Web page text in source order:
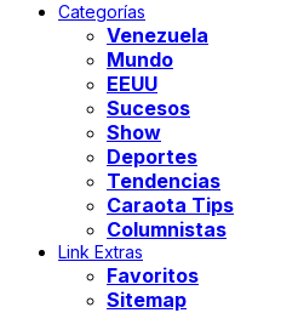
Categorías
Venezuela
Mundo
EEUU
Sucesos
Show
Deportes
Tendencias
Caraota Tips
Columnistas
Link Extras
Favoritos
Sitemap